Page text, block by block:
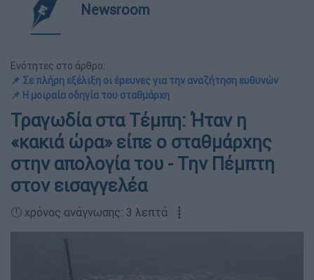
Newsroom
Ενότητες στο άρθρο:
📌 Σε πλήρη εξέλιξη οι έρευνες για την αναζήτηση ευθυνών
📌 Η μοιραία οδηγία του σταθμάρχη
Τραγωδία στα Τέμπη: Ήταν η
«κακιά ώρα» είπε ο σταθμάρχης
στην απολογία του - Την Πέμπτη
στον εισαγγελέα
🕛 χρόνος ανάγνωσης: 3 λεπτά ┋